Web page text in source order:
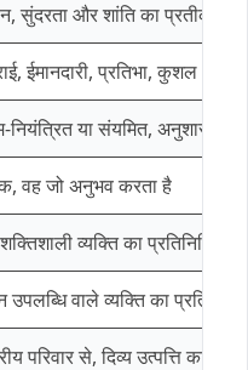
सुंदरता और शांति का प्रतीक।
ईमानदारी, प्रतिभा, कुशल
नियंत्रित या संयमित, अनुशासन
वह जो अनुभव करता है
व्यक्ति का
उपलब्धि वाले व्यक्ति का
परिवार से, दिव्य उत्पत्ति का,